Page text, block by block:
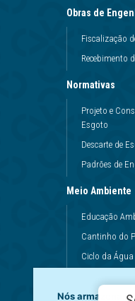
Obras de
Fiscalização
Recebimento
Normativas
Projeto e
Esgoto
Descarte de
Padrões de
Meio Ambiente
Educação
Cantinho do
Ciclo da Água
Dinâmicas da
Nós